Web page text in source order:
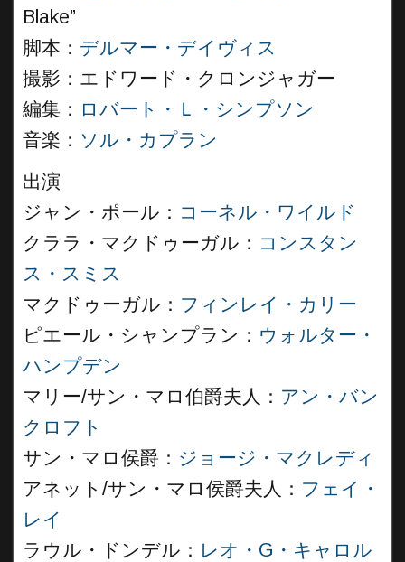
Blake”
脚本： デルマー・デイヴィス
撮影：エドワード・クロンジャガー
編集： ロバート・Ｌ・シンプソン
音楽： ソル・カプラン
出演
ジャン・ポール： コーネル・ワイルド
クララ・マクドゥーガル： コンスタン
ス・スミス
マクドゥーガル： フィンレイ・カリー
ピエール・シャンプラン： ウォルター・
ハンプデン
マリー/サン・マロ伯爵夫人： アン・バン
クロフト
サン・マロ侯爵： ジョージ・マクレディ
アネット/サン・マロ侯爵夫人： フェイ・
レイ
ラウル・ドンデル： レオ・G・キャロル